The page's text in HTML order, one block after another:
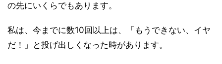
の先にいくらでもあります。
私は、今までに数10回以上は、「もうできない、イヤ
だ！」と投げ出しくなった時があります。